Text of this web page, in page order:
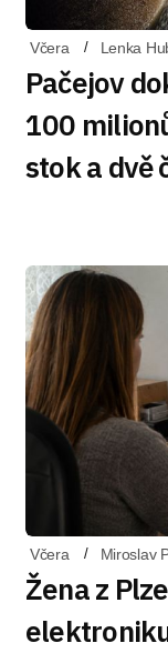
Včera Lenka
Pačejov
100
stok a dvě
Včera Miroslav
Žena z